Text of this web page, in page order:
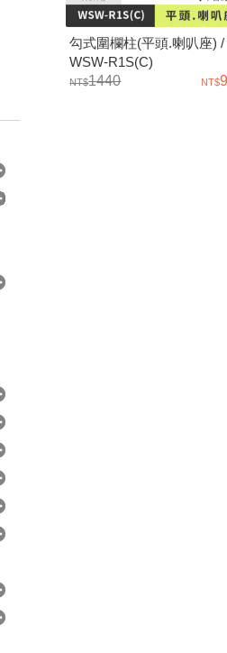
)
勾式圍欄柱(平頭.喇叭座) /
WSW-R1S(C)
1440